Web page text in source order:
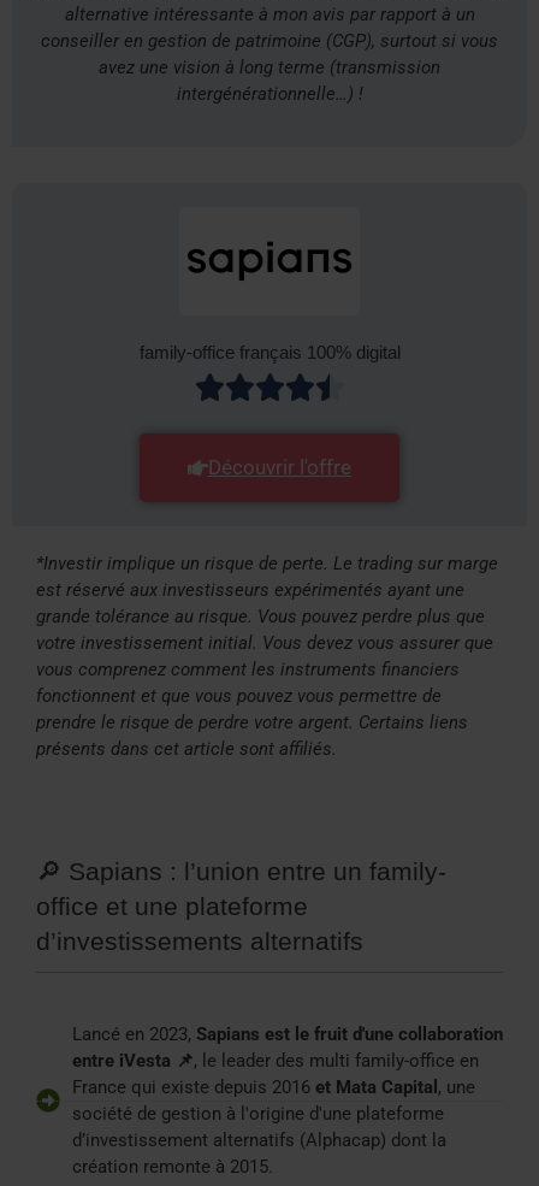
alternative intéressante à mon avis par rapport à un
conseiller en gestion de patrimoine (CGP), surtout si vous
avez une vision à long terme (transmission
intergénérationnelle…) !
family-office français 100% digital
Découvrir l'offre
*Investir implique un risque de perte. Le trading sur marge
est réservé aux investisseurs expérimentés ayant une
grande tolérance au risque. Vous pouvez perdre plus que
votre investissement initial. Vous devez vous assurer que
vous comprenez comment les instruments financiers
fonctionnent et que vous pouvez vous permettre de
prendre le risque de perdre votre argent. Certains liens
présents dans cet article sont affiliés.
🔎 Sapians : l’union entre un family-
office et une plateforme
d’investissements alternatifs
Lancé en 2023, Sapians est le fruit d'une collaboration
entre iVesta 📌, le leader des multi family-office en
France qui existe depuis 2016 et Mata Capital , une
société de gestion à l'origine d'une plateforme
d’investissement alternatifs (Alphacap) dont la
création remonte à 2015.